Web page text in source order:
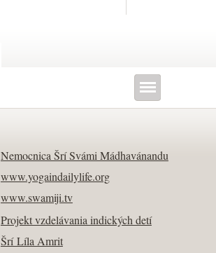
Nemocnica Šrí Svámi Mádhavánandu
www.yogaindailylife.org
www.swamiji.tv
Projekt vzdelávania indických detí
Šrí Líla Amrit